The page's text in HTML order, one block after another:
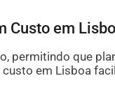
Custo em
permitindo que
em Lisboa